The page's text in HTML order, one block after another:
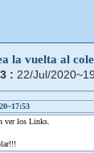
la vuelta al
: 22/Jul/
ver los Links.